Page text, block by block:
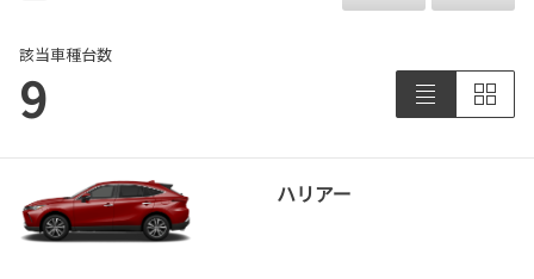
該当車種台数
9
ハリアー